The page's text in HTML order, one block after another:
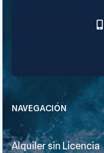
NAVEGACIÓN
Alquiler sin Licencia